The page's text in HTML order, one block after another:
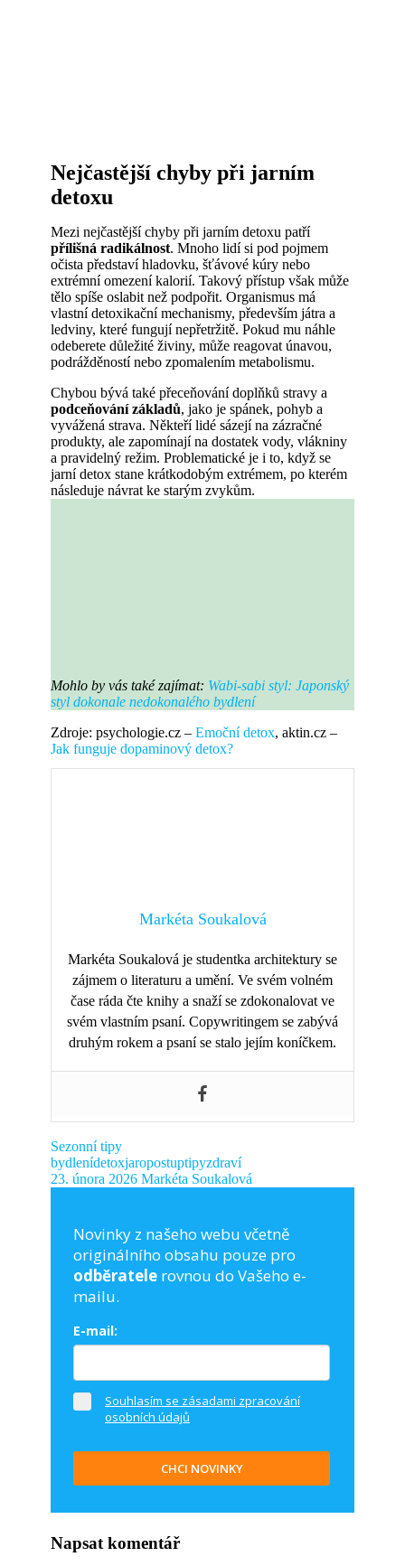
Nejčastější chyby při jarním
detoxu
Mezi nejčastější chyby při jarním detoxu patří
přílišná radikálnost. Mnoho lidí si pod pojmem
očista představí hladovku, šťávové kúry nebo
extrémní omezení kalorií. Takový přístup však může
tělo spíše oslabit než podpořit. Organismus má
vlastní detoxikační mechanismy, především játra a
ledviny, které fungují nepřetržitě. Pokud mu náhle
odeberete důležité živiny, může reagovat únavou,
podrážděností nebo zpomalením metabolismu.
Chybou bývá také přeceňování doplňků stravy a
podceňování základů, jako je spánek, pohyb a
vyvážená strava. Někteří lidé sázejí na zázračné
produkty, ale zapomínají na dostatek vody, vlákniny
a pravidelný režim. Problematické je i to, když se
jarní detox stane krátkodobým extrémem, po kterém
následuje návrat ke starým zvykům.
Mohlo by vás také zajímat: Wabi-sabi styl: Japonský
styl dokonale nedokonalého bydlení
Zdroje: psychologie.cz – Emoční detox, aktin.cz –
Jak funguje dopaminový detox?
Markéta Soukalová
Markéta Soukalová je studentka architektury se
zájmem o literaturu a umění. Ve svém volném
čase ráda čte knihy a snaží se zdokonalovat ve
svém vlastním psaní. Copywritingem se zabývá
druhým rokem a psaní se stalo jejím koníčkem.
Sezonní tipy
bydlenídetoxjaropostuptipyzdraví
23. února 2026 Markéta Soukalová
Novinky z našeho webu včetně
originálního obsahu pouze pro
odběratele rovnou do Vašeho e-
mailu.
E-mail:
Souhlasím se zásadami zpracování
osobních údajů
CHCI NOVINKY
Napsat komentář